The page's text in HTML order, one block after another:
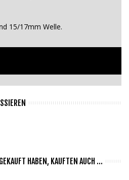
15/17mm Welle.
HABEN, KAUFTEN AUCH ...